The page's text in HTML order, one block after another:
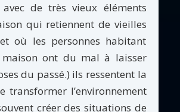
de très vieux éléments
qui retiennent de vieilles
où les personnes habitant
maison ont du mal à laisser
du passé.) ils ressentent la
transformer l’environnement
créer des situations de